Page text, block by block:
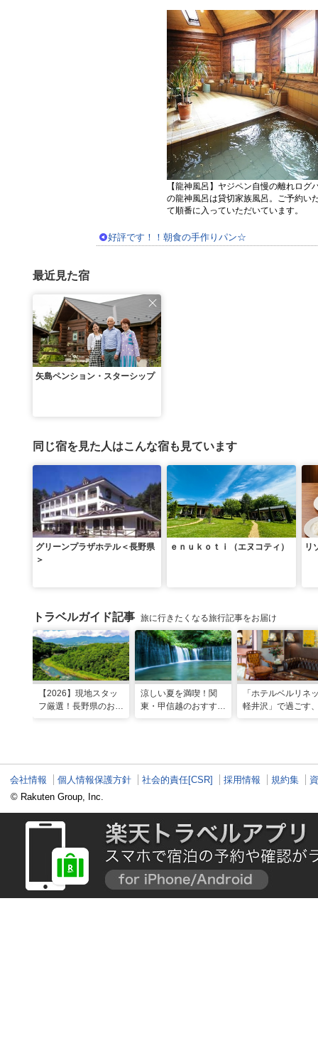
【龍神風呂】ヤジペン自慢の離れログ
の龍神風呂は貸切家族風呂。ご予約い
て順番に入っていただいています。
好評です！！朝食の手作りパン☆
最近見た宿
矢島ペンション・スターシップ
同じ宿を見た人はこんな宿も見ています
グリーンプラザホテル＜長野県
＞
ｅｎｕｋｏｔｉ（エヌコティ） リ
トラベルガイド記事 旅に行きたくなる旅行記事をお届け
【2026】現地スタッ
フ厳選！長野県のおす
涼しい夏を満喫！関
東・甲信越のおすすめ
「ホテルベルリネ
軽井沢」で過ごす
会社情報 個人情報保護方針 社会的責任[CSR] 採用情報 規約集
© Rakuten Group, Inc.